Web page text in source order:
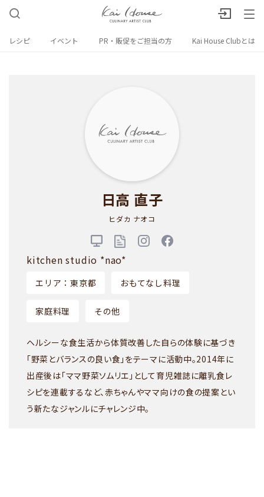
レシピ イベント PR・販促をご担当の方 Kai House Clubとは
日高 直子
ヒダカ ナオコ
kitchen studio *nao*
エリア：東京都 おもてなし料理
家庭料理 その他
ヘルシーな食生活から体質改善した自らの体験に基づき
「野菜とバランスの良い食」をテーマに活動中。2014年に
出産後は「ママ野菜ソムリエ」として育児雑誌に離乳食レ
シピを連載するなど、赤ちゃんやママ向けの食の提案とい
う新たなジャンルにチャレンジ中。